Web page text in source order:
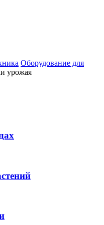
Оборудование для
урожая